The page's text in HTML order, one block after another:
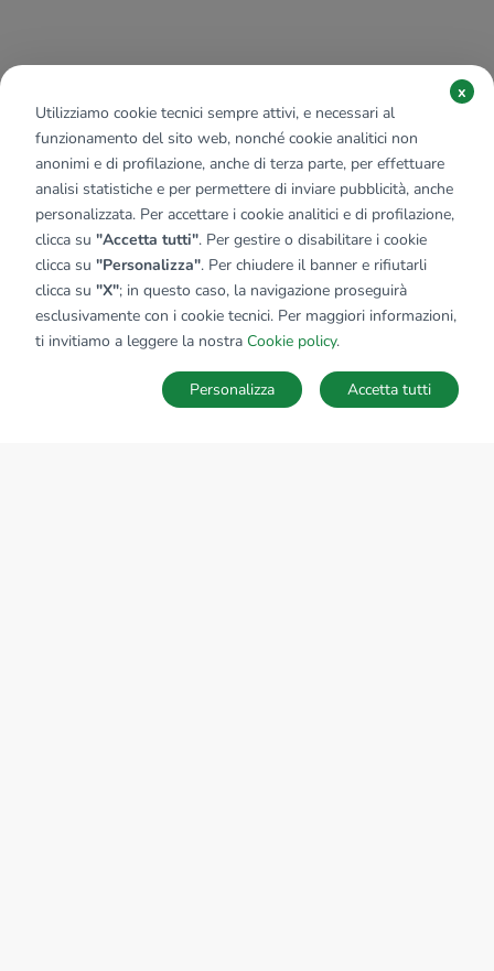
SALVA RICERCA
Utilizziamo cookie tecnici sempre attivi, e necessari al
funzionamento del sito web, nonché cookie analitici non
anonimi e di profilazione, anche di terza parte, per effettuare
analisi statistiche e per permettere di inviare pubblicità, anche
personalizzata. Per accettare i cookie analitici e di profilazione,
clicca su "Accetta tutti". Per gestire o disabilitare i cookie
clicca su "Personalizza". Per chiudere il banner e rifiutarli
clicca su "X"; in questo caso, la navigazione proseguirà
esclusivamente con i cookie tecnici. Per maggiori informazioni,
ti invitiamo a leggere la nostra Cookie policy.
x
Accetta tutti
Personalizza